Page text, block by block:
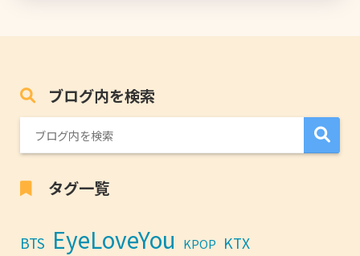
ブログ内を検索
タグ一覧
BTS EyeLoveYou KPOP KTX